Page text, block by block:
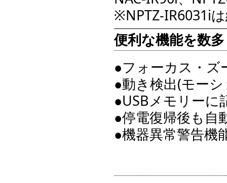
※NPTZ-IR6031i
便利な機能を数
●フォーカス・ズ
●動き検出(モー
●USBメモリーに
●停電復帰後も自
●機器異常警告機